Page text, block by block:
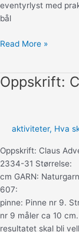
eventyrlyst med
bål
Smak
–
primus
Read More »
Oppskrift:
aktiviteter, Hva
Oppskrift: Claus
2334-
cm GARN:
607: 18
pinne: Pinne nr 9.
nr 9 måler ca 10
resultatet skal bli